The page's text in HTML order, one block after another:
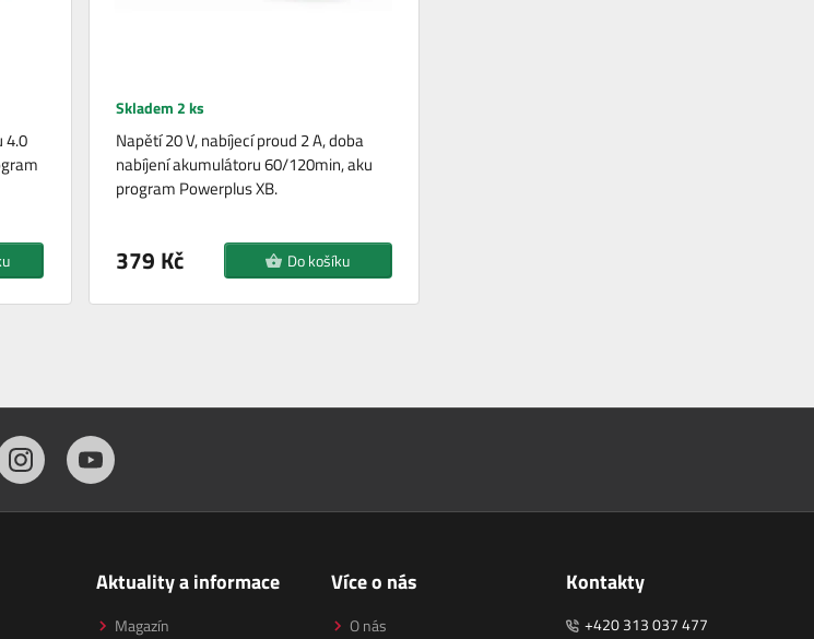
4.0
Skladem 2 ks
Napětí 20 V, nabíjecí proud 2 A, doba
nabíjení akumulátoru 60/120min, aku
program Powerplus XB.
379 Kč Do košíku
Aktuality a informace
Magazín
Více o nás
O nás
Kontakty
+420 313 037 477